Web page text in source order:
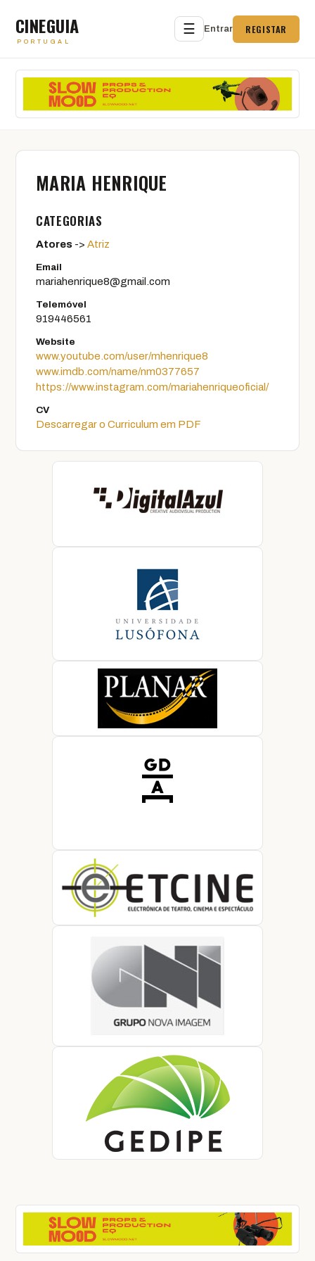
CINEGUIA
PORTUGAL
☰ Entrar REGISTAR
MARIA HENRIQUE
CATEGORIAS
Atores -> Atriz
Email
mariahenrique8@gmail.com
Telemóvel
919446561
Website
www.youtube.com/user/mhenrique8
www.imdb.com/name/nm0377657
https://www.instagram.com/mariahenriqueoficial/
CV
Descarregar o Curriculum em PDF